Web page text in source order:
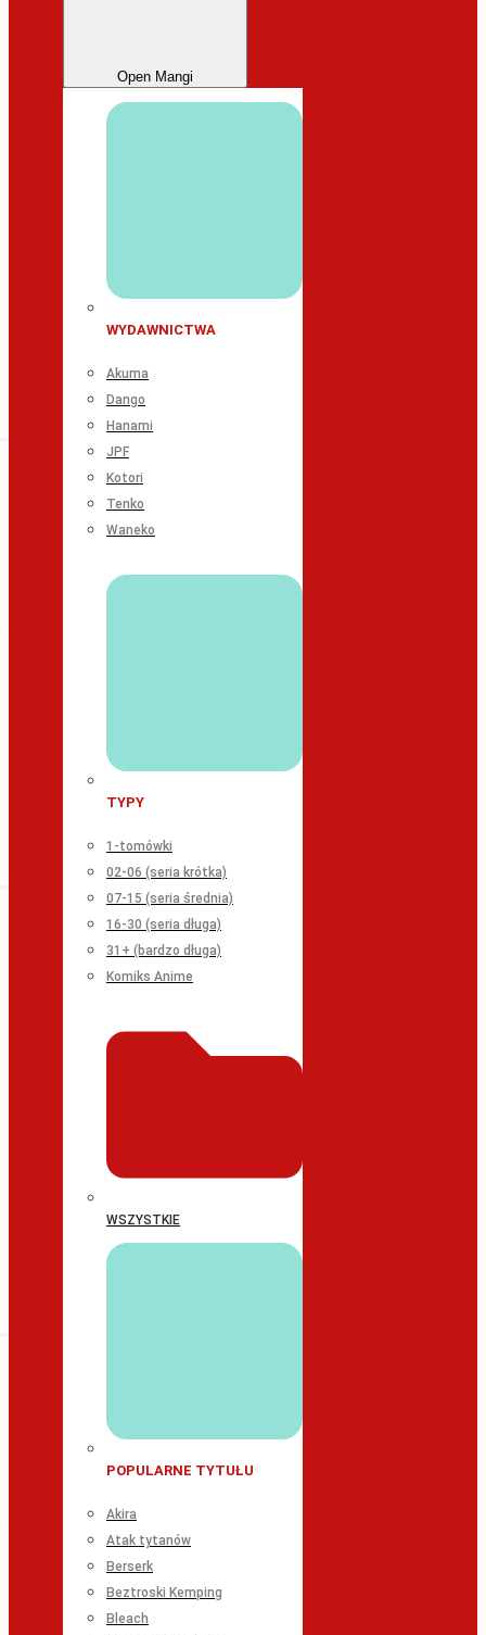
Open Mangi
WYDAWNICTWA
Akuma
Dango
Hanami
JPF
Kotori
Tenko
Waneko
TYPY
1-tomówki
02-06 (seria krótka)
07-15 (seria średnia)
16-30 (seria długa)
31+ (bardzo długa)
Komiks Anime
WSZYSTKIE
POPULARNE TYTUŁU
Akira
Atak tytanów
Berserk
Beztroski Kemping
Bleach